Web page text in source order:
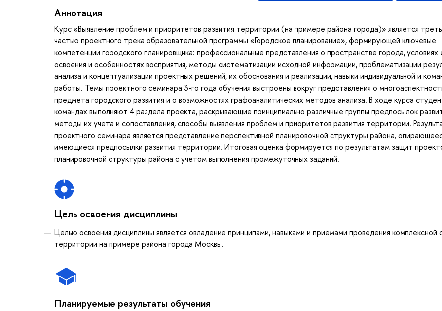
Аннотация
Курс «Выявление проблем и приоритетов развития территории (на примере района города)» является
частью проектного трека образовательной программы «Городское планирование», формирующей ключевые
компетенции городского планировщика: профессиональные представления о пространстве города, условиях
освоения и особенностях восприятия, методы систематизации исходной информации, проблематизации
анализа и концептуализации проектных решений, их обоснования и реализации, навыки индивидуальной и
работы. Темы проектного семинара 3-го года обучения выстроены вокруг представления о
предмета городского развития и о возможностях графоаналитических методов анализа. В ходе курса
командах выполняют 4 раздела проекта, раскрывающие принципиально различные группы предпосылок
методы их учета и сопоставления, способы выявления проблем и приоритетов развития территории.
проектного семинара является представление перспективной планировочной структуры района,
имеющиеся предпосылки развития территории. Итоговая оценка формируется по результатам защит
планировочной структуры района с учетом выполнения промежуточных заданий.
Цель освоения дисциплины
Целью освоения дисциплины является овладение принципами, навыками и приемами проведения комплексной
территории на примере района города Москвы.
Планируемые результаты обучения